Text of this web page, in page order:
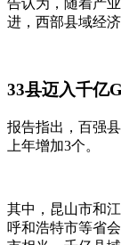
进，西部县域经
33县迈入千亿
报告指出，百强
上年增加3个。
其中，昆山市和
呼和浩特市等省